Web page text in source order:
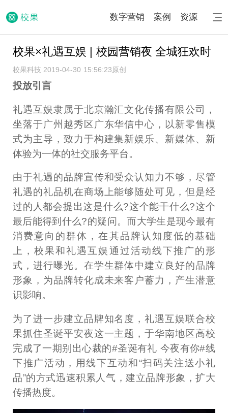
数字营销 案例 资源
校果×礼遇互娱 | 校园营销夜 全城狂欢时
校果科技 2019-04-30 15:56:23原创
投放引言
礼遇互娱隶属于北京瀚汇文化传播有限公司，
坐落于广州越秀区广东华信中心，以新零售模
式为主导，致力于构建集新娱乐、新媒体、新
体验为一体的社交服务平台。
由于礼遇的品牌宣传和受众认知力不够，尽管
礼遇的礼品机在商场上能够随处可见，但是经
过的人都会提出这是什么?这个能干什么?这个
最后能得到什么?的疑问。而大学生是现今最有
消费意向的群体，在其品牌认知度低的基础
上，校果和礼遇互娱通过活动线下推广的形
式，进行曝光。在学生群体中建立良好的品牌
形象，为品牌转化成未来客户蓄力，产生潜意
识影响。
为了进一步建立品牌知名度，礼遇互娱联合校
果抓住圣诞平安夜这一主题，于华南地区高校
完成了一期别出心裁的#圣诞有礼 今夜有你#线
下推广活动，用线下互动和“扫码关注送小礼
品”的方式迅速积累人气，建立品牌形象，扩大
传播热度。